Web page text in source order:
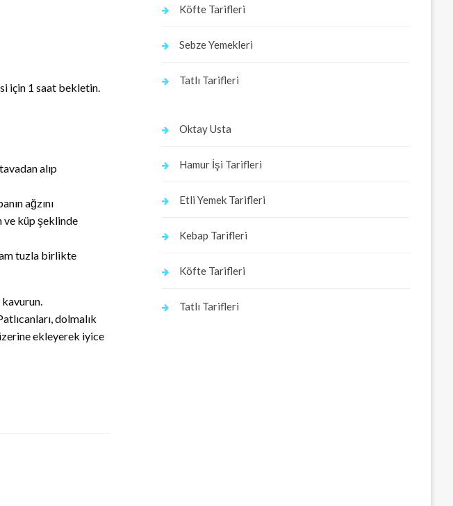
için 1 saat bekletin.
alıp
ağzını
ve küp şeklinde
tuzla birlikte
kavurun.
dolmalık
ekleyerek iyice
Köfte Tarifleri
Sebze Yemekleri
Tatlı Tarifleri
Oktay Usta
Hamur İşi Tarifleri
Etli Yemek Tarifleri
Kebap Tarifleri
Köfte Tarifleri
Tatlı Tarifleri